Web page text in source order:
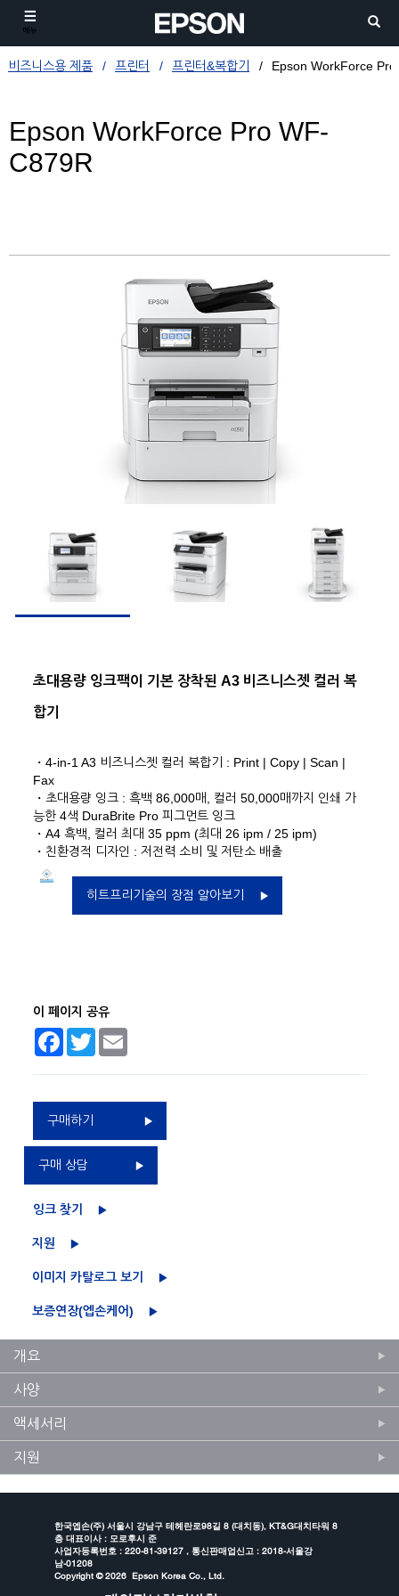
메뉴
비즈니스용 제품 프린터 프린터&복합기 Epson WorkForce
Epson WorkForce Pro WF-
C879R
초대용량 잉크팩이 기본 장착된 A3 비즈니스젯 컬러 복
합기
・4-in-1 A3 비즈니스젯 컬러 복합기 : Print | Copy | Scan |
Fax
・초대용량 잉크 : 흑백 86,000매, 컬러 50,000매까지 인쇄 가
능한 4색 DuraBrite Pro 피그먼트 잉크
・A4 흑백, 컬러 최대 35 ppm (최대 26 ipm / 25 ipm)
・친환경적 디자인 : 저전력 소비 및 저탄소 배출
히트프리기술의 장점 알아보기
이 페이지 공유
Facebook
Twitter
구매하기
구매 상담
잉크 찾기
지원
이미지 카탈로그 보기
보증연장(엡손케어)
개요
사양
액세서리
지원
한국엡손(주) 서울시 강남구 테헤란로98길 8 (대치동), KT&G대치타워 8
층 대표이사 : 모로후시 준
사업자등록번호 : 220-81-39127 , 통신판매업신고 : 2018-서울강
남-01208
Copyright ©2026 Epson Korea Co., Ltd.